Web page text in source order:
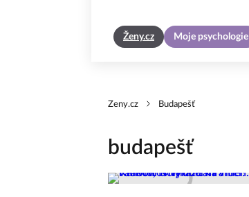
Ženy.cz Moje psychologie
Zeny.cz Budapešť
budapešť